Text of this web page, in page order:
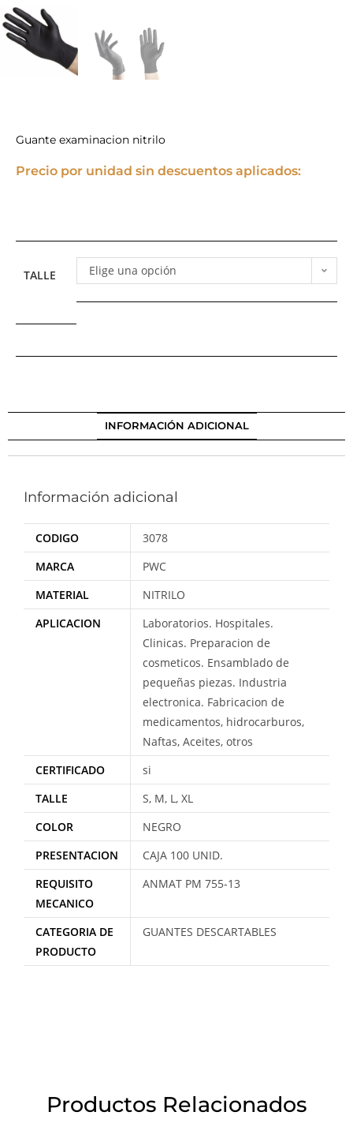
Guante examinacion nitrilo
Precio por unidad sin descuentos aplicados:
TALLE Elige una opción
INFORMACIÓN ADICIONAL
Información adicional
CODIGO
3078
MARCA
PWC
MATERIAL
NITRILO
APLICACION
Laboratorios. Hospitales.
Clinicas. Preparacion de
cosmeticos. Ensamblado de
pequeñas piezas. Industria
electronica. Fabricacion de
medicamentos, hidrocarburos,
Naftas, Aceites, otros
CERTIFICADO
si
TALLE
S, M, L, XL
COLOR
NEGRO
PRESENTACION
CAJA 100 UNID.
REQUISITO
MECANICO
ANMAT PM 755-13
CATEGORIA DE
PRODUCTO
GUANTES DESCARTABLES
Productos Relacionados